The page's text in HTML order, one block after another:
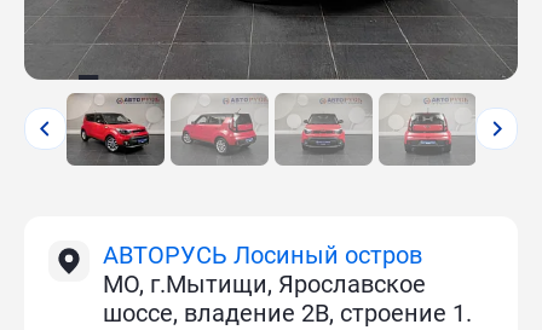
АВТОРУСЬ Лосиный остров
МО, г.Мытищи, Ярославское
шоссе, владение 2В, строение 1.